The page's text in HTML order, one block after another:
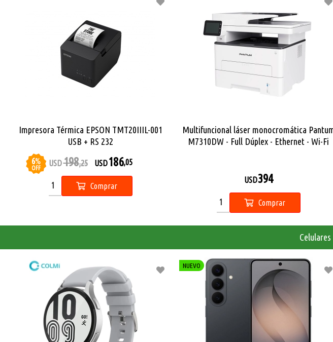
Impresora Térmica EPSON TMT20IIIL-001
USB + RS 232
6%
OFF
USD198,25 USD186,05
Comprar
Multifuncional láser monocromática
M7310DW - Full Dúplex - Ethernet - Wi-Fi
USD394
Comprar
NUEVO